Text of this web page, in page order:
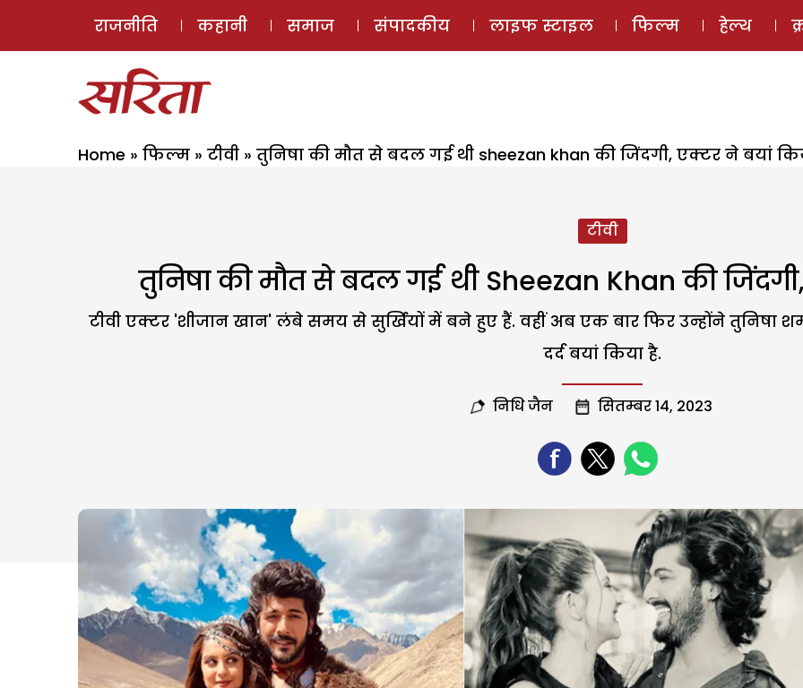
ई-मैगज़ीन
राजनीति कहानी समाज संपादकीय लाइफ स्टाइल फिल्म हेल्थ
Home » फिल्म » टीवी » तुनिषा की मौत से बदल गई थी sheezan khan की जिंदगी, एक्टर ने बयां
टीवी
तुनिषा की मौत से बदल गई थी Sheezan Khan की
टीवी एक्टर 'शीजान खान' लंबे समय से सुर्खियों में बने हुए हैं. वहीं अब एक बार फिर उन्होंने तुनिषा
दर्द बयां किया है.
निधि जैन सितम्बर 14, 2023